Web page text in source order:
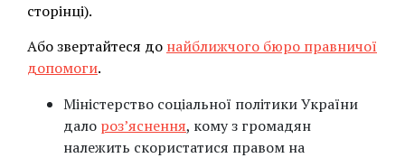
сторінці).
Або звертайтеся до найближчого бюро правничої
допомоги.
Міністерство соціальної політики України
дало роз’яснення, кому з громадян
належить скористатися правом на